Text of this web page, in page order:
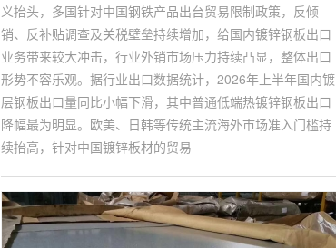
义抬头，多国针对中国钢铁产品出台贸易限制政策，反倾
销、反补贴调查及关税壁垒持续增加，给国内镀锌钢板出口
业务带来较大冲击，行业外销市场压力持续凸显，整体出口
形势不容乐观。据行业出口数据统计，2026年上半年国内镀
层钢板出口量同比小幅下滑，其中普通低端热镀锌钢板出口
降幅最为明显。欧美、日韩等传统主流海外市场准入门槛持
续抬高，针对中国镀锌板材的贸易